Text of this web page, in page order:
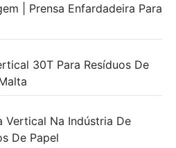
| Prensa Enfardadeira Para
30T Para Resíduos De
Vertical Na Indústria De
De Papel